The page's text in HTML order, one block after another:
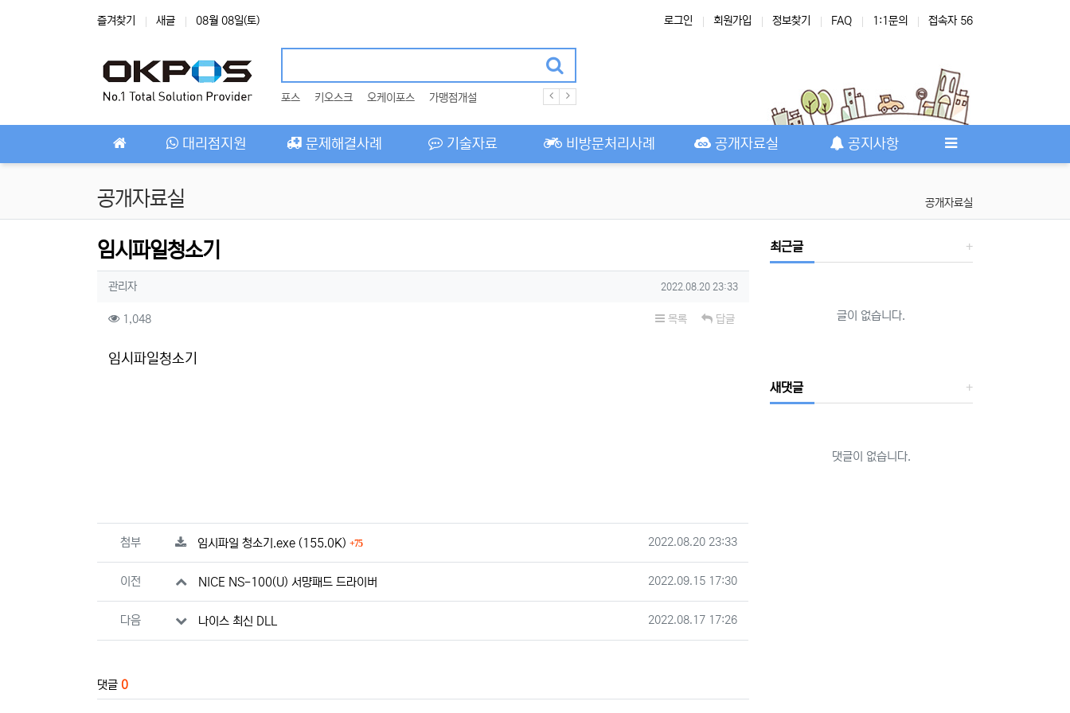
즐겨찾기 새글 08월 08일(토) 로그인 회원가입 정보찾기 FAQ 1:1문의 접속자 56
포스 키오스크 오케이포스 가맹점개설
대리점지원 문제해결사례 기술자료 비방문처리사례 공개자료실 공지사항
공개자료실 공개자료실
임시파일청소기
작성자 정보
관리자작성 작성일
2022.08.20 23:33
컨텐츠 정보
1,048조회 목록 답글
본문
임시파일청소기
관련자료
첨부 임시파일 청소기.exe 파일크기
(155.0K) 75회 다운로드 등록일
2022.08.20 23:33
이전 NICE NS-100(U) 서먕패드 드라이버 작성일
2022.09.15 17:30
다음 나이스 최신 DLL 작성일
2022.08.17 17:26
댓글 0
최근글
글이 없습니다.
새댓글
댓글이 없습니다.